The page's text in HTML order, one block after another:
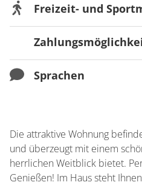
Freizeit- und
Bei uns
Solarium
Zahlungsmöglichkeiten
Sprachen
Italienisch
Die attraktive Wohnung
und überzeugt mit einem
herrlichen Weitblick bietet.
Genießen! Im Haus steht